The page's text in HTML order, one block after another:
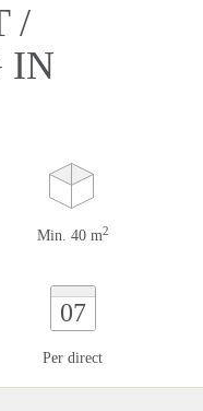
/
IN
Min. 40 m2
07
Per direct